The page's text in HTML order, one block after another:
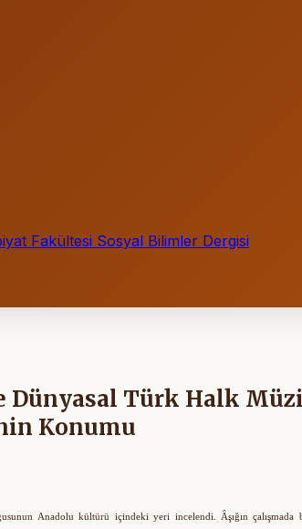
Fakültesi Sosyal Bilimler Dergisi
Dünyasal Türk Halk
Konumu
Anadolu kültürü içindeki yeri incelendi. Âşığın çalışmada